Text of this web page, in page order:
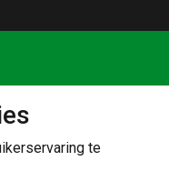
te